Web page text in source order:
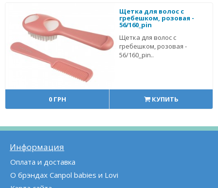
Щетка для волос с
гребешком, розовая -
56/160_pin
Щетка для волос с
гребешком, розовая -
56/160_pin..
0 ГРН КУПИТЬ
Информация
Оплата и доставка
О брэндах Canpol babies и Lovi